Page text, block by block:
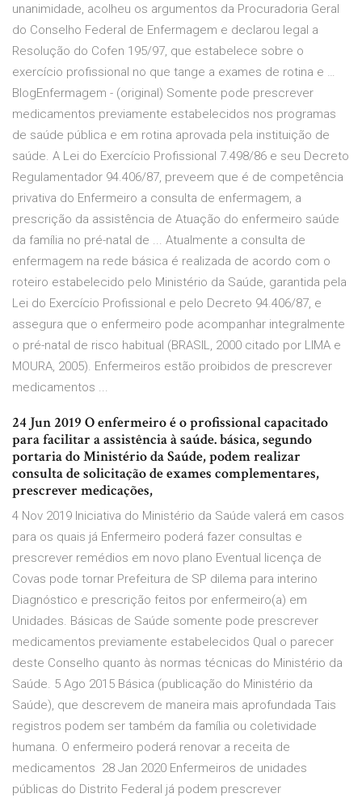
unanimidade, acolheu os argumentos da Procuradoria Geral
do Conselho Federal de Enfermagem e declarou legal a
Resolução do Cofen 195/97, que estabelece sobre o
exercício profissional no que tange a exames de rotina e …
BlogEnfermagem - (original) Somente pode prescrever
medicamentos previamente estabelecidos nos programas
de saúde pública e em rotina aprovada pela instituição de
saúde. A Lei do Exercício Profissional 7.498/86 e seu Decreto
Regulamentador 94.406/87, preveem que é de competência
privativa do Enfermeiro a consulta de enfermagem, a
prescrição da assistência de Atuação do enfermeiro saúde
da família no pré-natal de ... Atualmente a consulta de
enfermagem na rede básica é realizada de acordo com o
roteiro estabelecido pelo Ministério da Saúde, garantida pela
Lei do Exercício Profissional e pelo Decreto 94.406/87, e
assegura que o enfermeiro pode acompanhar integralmente
o pré-natal de risco habitual (BRASIL, 2000 citado por LIMA e
MOURA, 2005). Enfermeiros estão proibidos de prescrever
medicamentos ...
24 Jun 2019 O enfermeiro é o profissional capacitado
para facilitar a assistência à saúde. básica, segundo
portaria do Ministério da Saúde, podem realizar
consulta de solicitação de exames complementares,
prescrever medicações,
4 Nov 2019 Iniciativa do Ministério da Saúde valerá em casos
para os quais já Enfermeiro poderá fazer consultas e
prescrever remédios em novo plano Eventual licença de
Covas pode tornar Prefeitura de SP dilema para interino
Diagnóstico e prescrição feitos por enfermeiro(a) em
Unidades. Básicas de Saúde somente pode prescrever
medicamentos previamente estabelecidos Qual o parecer
deste Conselho quanto às normas técnicas do Ministério da
Saúde. 5 Ago 2015 Básica (publicação do Ministério da
Saúde), que descrevem de maneira mais aprofundada Tais
registros podem ser também da família ou coletividade
humana. O enfermeiro poderá renovar a receita de
medicamentos 28 Jan 2020 Enfermeiros de unidades
públicas do Distrito Federal já podem prescrever